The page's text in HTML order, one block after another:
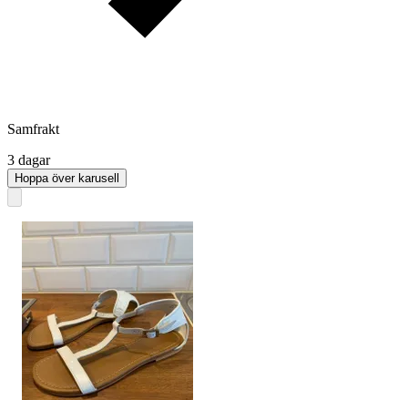
Samfrakt
3 dagar
Hoppa över karusell